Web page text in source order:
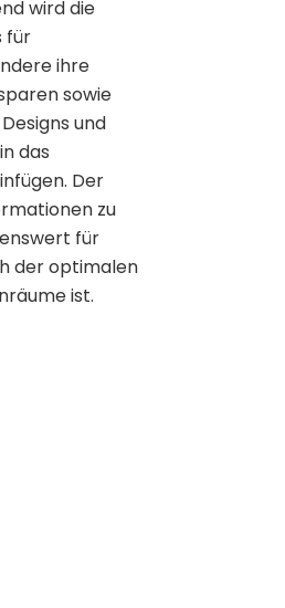
wird die
für
ihre
sowie
und
das
Der
zu
für
der optimalen
ist.